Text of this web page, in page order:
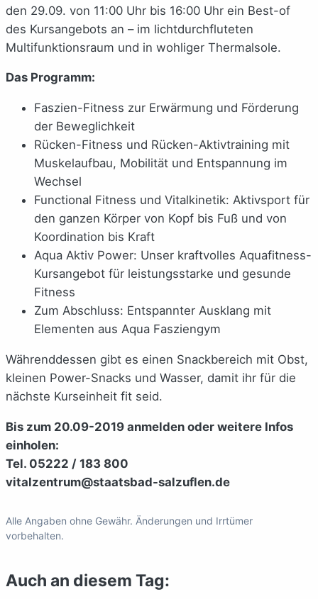
den 29.09. von 11:00 Uhr bis 16:00 Uhr ein Best-of
des Kursangebots an – im lichtdurchfluteten
Multifunktionsraum und in wohliger Thermalsole.
Das Programm:
Faszien-Fitness zur Erwärmung und Förderung
der Beweglichkeit
Rücken-Fitness und Rücken-Aktivtraining mit
Muskelaufbau, Mobilität und Entspannung im
Wechsel
Functional Fitness und Vitalkinetik: Aktivsport für
den ganzen Körper von Kopf bis Fuß und von
Koordination bis Kraft
Aqua Aktiv Power: Unser kraftvolles Aquafitness-
Kursangebot für leistungsstarke und gesunde
Fitness
Zum Abschluss: Entspannter Ausklang mit
Elementen aus Aqua Fasziengym
Währenddessen gibt es einen Snackbereich mit Obst,
kleinen Power-Snacks und Wasser, damit ihr für die
nächste Kurseinheit fit seid.
Bis zum 20.09-2019 anmelden oder weitere Infos
einholen:
Tel. 05222 / 183 800
vitalzentrum@staatsbad-salzuflen.de
Alle Angaben ohne Gewähr. Änderungen und Irrtümer
vorbehalten.
Auch an diesem Tag: